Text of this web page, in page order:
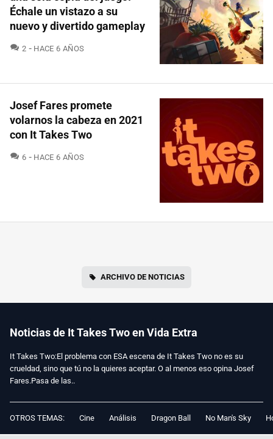
Échale un vistazo a su
nuevo y divertido gameplay
2 COMENTARIOS
HACE 6 AÑOS
Josef Fares promete
volarnos la cabeza en 2021
con It Takes Two
6 COMENTARIOS
HACE 6 AÑOS
ARCHIVO DE NOTICIAS
Noticias de It Takes Two en Vida Extra
It Takes Two:El problema con ESA escena de It Takes Two no es su
crueldad, sino que tú no la quieres aceptar. O al menos eso opina Josef
Fares.Pasa de las..
OTROS TEMAS: Cine Análisis Dragon Ball No Man's Sky